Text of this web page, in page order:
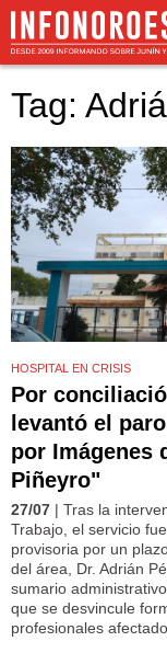
Tag:
HOSPITAL EN CRISIS
Por
levantó el
por Imágenes
Piñeyro"
27/07 | Tras la
Trabajo, el servicio
provisoria por un
del área, Dr. Adrián
sumario
que se desvincule
profesionales